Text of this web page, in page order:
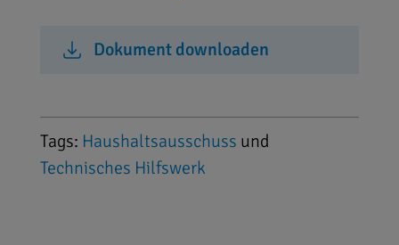
Dokument downloaden
Tags: Haushaltsausschuss und
Technisches Hilfswerk